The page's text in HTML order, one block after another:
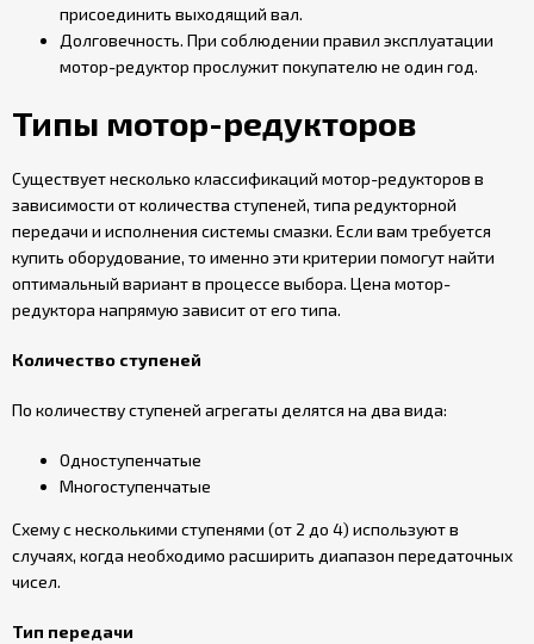
присоединить выходящий вал.
Долговечность. При соблюдении правил эксплуатации
мотор-редуктор прослужит покупателю не один год.
Типы мотор-редукторов
Существует несколько классификаций мотор-редукторов в
зависимости от количества ступеней, типа редукторной
передачи и исполнения системы смазки. Если вам требуется
купить оборудование, то именно эти критерии помогут найти
оптимальный вариант в процессе выбора. Цена мотор-
редуктора напрямую зависит от его типа.
Количество ступеней
По количеству ступеней агрегаты делятся на два вида:
Одноступенчатые
Многоступенчатые
Схему с несколькими ступенями (от 2 до 4) используют в
случаях, когда необходимо расширить диапазон передаточных
чисел.
Тип передачи